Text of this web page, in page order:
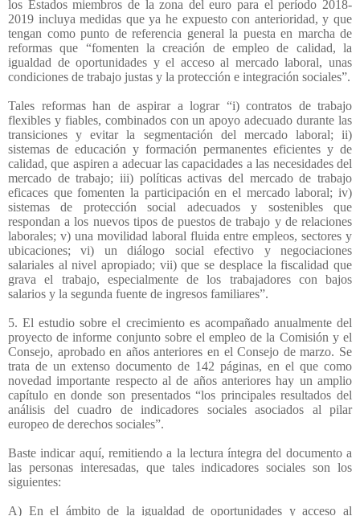
los Estados miembros de la zona del euro para el período 2018-
2019 incluya medidas que ya he expuesto con anterioridad, y que
tengan como punto de referencia general la puesta en marcha de
reformas que “fomenten la creación de empleo de calidad, la
igualdad de oportunidades y el acceso al mercado laboral, unas
condiciones de trabajo justas y la protección e integración sociales”.
Tales reformas han de aspirar a lograr “i) contratos de trabajo
flexibles y fiables, combinados con un apoyo adecuado durante las
transiciones y evitar la segmentación del mercado laboral; ii)
sistemas de educación y formación permanentes eficientes y de
calidad, que aspiren a adecuar las capacidades a las necesidades del
mercado de trabajo; iii) políticas activas del mercado de trabajo
eficaces que fomenten la participación en el mercado laboral; iv)
sistemas de protección social adecuados y sostenibles que
respondan a los nuevos tipos de puestos de trabajo y de relaciones
laborales; v) una movilidad laboral fluida entre empleos, sectores y
ubicaciones; vi) un diálogo social efectivo y negociaciones
salariales al nivel apropiado; vii) que se desplace la fiscalidad que
grava el trabajo, especialmente de los trabajadores con bajos
salarios y la segunda fuente de ingresos familiares”.
5. El estudio sobre el crecimiento es acompañado anualmente del
proyecto de informe conjunto sobre el empleo de la Comisión y el
Consejo, aprobado en años anteriores en el Consejo de marzo. Se
trata de un extenso documento de 142 páginas, en el que como
novedad importante respecto al de años anteriores hay un amplio
capítulo en donde son presentados “los principales resultados del
análisis del cuadro de indicadores sociales asociados al pilar
europeo de derechos sociales”.
Baste indicar aquí, remitiendo a la lectura íntegra del documento a
las personas interesadas, que tales indicadores sociales son los
siguientes:
A) En el ámbito de la igualdad de oportunidades y acceso al